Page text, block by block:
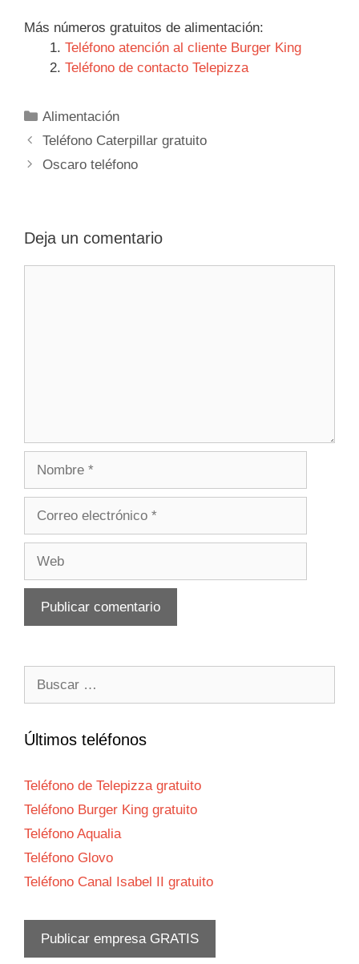
Más números gratuitos de alimentación:
Teléfono atención al cliente Burger King
Teléfono de contacto Telepizza
Categorías
Alimentación
Navegación
de
Teléfono Caterpillar gratuito
Oscaro teléfono
Deja un comentario
Últimos teléfonos
Teléfono de Telepizza gratuito
Teléfono Burger King gratuito
Teléfono Aqualia
Teléfono Glovo
Teléfono Canal Isabel II gratuito
Publicar empresa GRATIS